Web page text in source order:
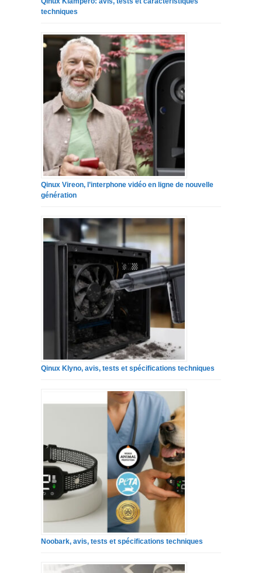
techniques
Qinux Vireon, l’interphone vidéo en ligne de nouvelle
génération
Qinux Klyno, avis, tests et spécifications techniques
Noobark, avis, tests et spécifications techniques